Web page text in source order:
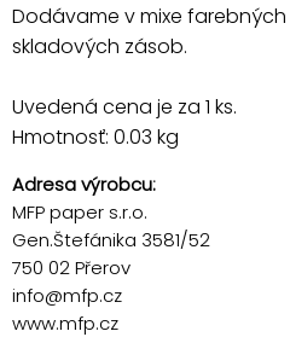
Dodávame v mixe
skladových zásob.
Uvedená cena je za 1 ks.
Hmotnosť: 0.03 kg
Adresa výrobcu:
MFP paper s.r.o.
Gen.Štefánika 3581/52
750 02 Přerov
info@mfp.cz
www.mfp.cz